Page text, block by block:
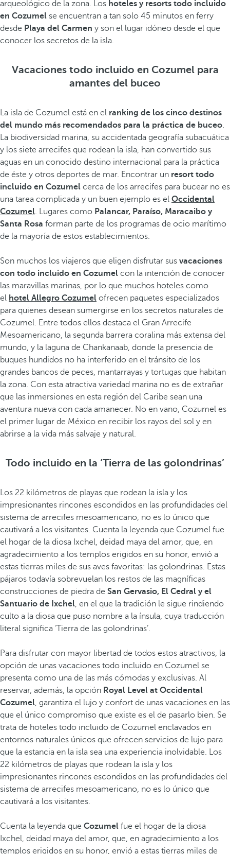
arqueológico de la zona. Los hoteles y resorts todo incluido
en Cozumel se encuentran a tan solo 45 minutos en ferry
desde Playa del Carmen y son el lugar idóneo desde el que
conocer los secretos de la isla.
Vacaciones todo incluido en Cozumel para
amantes del buceo
La isla de Cozumel está en el ranking de los cinco destinos
del mundo más recomendados para la práctica de buceo.
La biodiversidad marina, su accidentada geografía subacuática
y los siete arrecifes que rodean la isla, han convertido sus
aguas en un conocido destino internacional para la práctica
de éste y otros deportes de mar. Encontrar un resort todo
incluido en Cozumel cerca de los arrecifes para bucear no es
una tarea complicada y un buen ejemplo es el Occidental
Cozumel. Lugares como Palancar, Paraíso, Maracaibo y
Santa Rosa forman parte de los programas de ocio marítimo
de la mayoría de estos establecimientos.
Son muchos los viajeros que eligen disfrutar sus vacaciones
con todo incluido en Cozumel con la intención de conocer
las maravillas marinas, por lo que muchos hoteles como
el hotel Allegro Cozumel ofrecen paquetes especializados
para quienes desean sumergirse en los secretos naturales de
Cozumel. Entre todos ellos destaca el Gran Arrecife
Mesoamericano, la segunda barrera coralina más extensa del
mundo, y la laguna de Chankanaab, donde la presencia de
buques hundidos no ha interferido en el tránsito de los
grandes bancos de peces, mantarrayas y tortugas que habitan
la zona. Con esta atractiva variedad marina no es de extrañar
que las inmersiones en esta región del Caribe sean una
aventura nueva con cada amanecer. No en vano, Cozumel es
el primer lugar de México en recibir los rayos del sol y en
abrirse a la vida más salvaje y natural.
Todo incluido en la ‘Tierra de las golondrinas’
Los 22 kilómetros de playas que rodean la isla y los
impresionantes rincones escondidos en las profundidades del
sistema de arrecifes mesoamericano, no es lo único que
cautivará a los visitantes. Cuenta la leyenda que Cozumel fue
el hogar de la diosa Ixchel, deidad maya del amor, que, en
agradecimiento a los templos erigidos en su honor, envió a
estas tierras miles de sus aves favoritas: las golondrinas. Estas
pájaros todavía sobrevuelan los restos de las magníficas
construcciones de piedra de San Gervasio, El Cedral y el
Santuario de Ixchel, en el que la tradición le sigue rindiendo
culto a la diosa que puso nombre a la ínsula, cuya traducción
literal significa ‘Tierra de las golondrinas’.
Para disfrutar con mayor libertad de todos estos atractivos, la
opción de unas vacaciones todo incluido en Cozumel se
presenta como una de las más cómodas y exclusivas. Al
reservar, además, la opción Royal Level at Occidental
Cozumel, garantiza el lujo y confort de unas vacaciones en las
que el único compromiso que existe es el de pasarlo bien. Se
trata de hoteles todo incluido de Cozumel enclavados en
entornos naturales únicos que ofrecen servicios de lujo para
que la estancia en la isla sea una experiencia inolvidable. Los
22 kilómetros de playas que rodean la isla y los
impresionantes rincones escondidos en las profundidades del
sistema de arrecifes mesoamericano, no es lo único que
cautivará a los visitantes.
Cuenta la leyenda que Cozumel fue el hogar de la diosa
Ixchel, deidad maya del amor, que, en agradecimiento a los
templos erigidos en su honor, envió a estas tierras miles de